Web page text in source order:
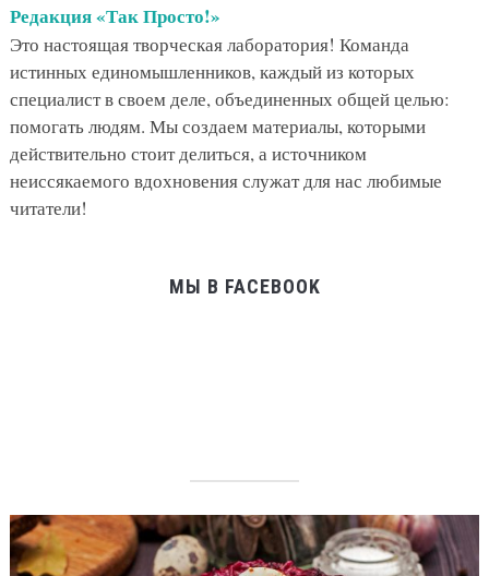
Редакция «Так Просто!»
Это настоящая творческая лаборатория! Команда
истинных единомышленников, каждый из которых
специалист в своем деле, объединенных общей целью:
помогать людям. Мы создаем материалы, которыми
действительно стоит делиться, а источником
неиссякаемого вдохновения служат для нас любимые
читатели!
МЫ В FACEBOOK